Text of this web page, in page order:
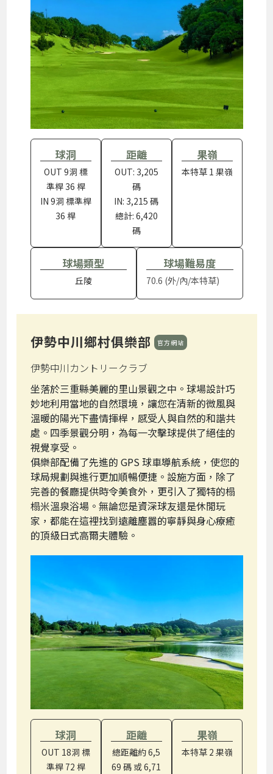
球洞
OUT 9洞 標
準桿 36 桿
IN 9洞 標準桿
36 桿
距離
OUT: 3,205
碼
IN: 3,215 碼
總計: 6,420
碼
果嶺
本特草 1 果嶺
球場類型
丘陵
球場難易度
70.6 (外/內/本特草)
伊勢中川鄉村俱樂部 官方網站
伊勢中川カントリークラブ
坐落於三重縣美麗的里山景觀之中。球場設計巧
妙地利用當地的自然環境，讓您在清新的微風與
溫暖的陽光下盡情揮桿，感受人與自然的和諧共
處。四季景觀分明，為每一次擊球提供了絕佳的
視覺享受。
俱樂部配備了先進的 GPS 球車導航系統，使您的
球局規劃與進行更加順暢便捷。設施方面，除了
完善的餐廳提供時令美食外，更引入了獨特的榻
榻米溫泉浴場。無論您是資深球友還是休閒玩
家，都能在這裡找到遠離塵囂的寧靜與身心療癒
的頂級日式高爾夫體驗。
球洞
OUT 18洞 標
準桿 72 桿
距離
總距離約 6,5
69 碼 或 6,71
果嶺
本特草 2 果嶺